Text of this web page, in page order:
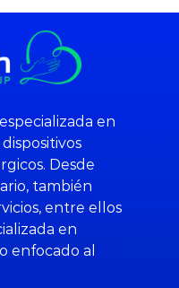
en
Desde
también
entre ellos
en
enfocado al